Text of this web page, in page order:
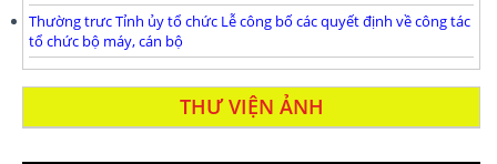
Thường trưc Tỉnh ủy tổ chức Lễ công bố các quyết định về công tác
tổ chức bộ máy, cán bộ
THƯ VIỆN ẢNH